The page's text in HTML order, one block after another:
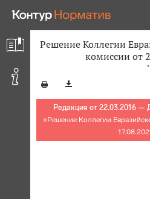
Решение Коллегии
комиссии от
Редакция от 22.03.2016 —
«Решение Коллегии